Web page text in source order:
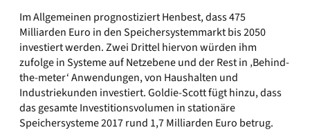
Im Allgemeinen prognostiziert Henbest, dass 475
Milliarden Euro in den Speichersystemmarkt bis 2050
investiert werden. Zwei Drittel hiervon würden ihm
zufolge in Systeme auf Netzebene und der Rest in ‚Behind-
the-meter‘ Anwendungen, von Haushalten und
Industriekunden investiert. Goldie-Scott fügt hinzu, dass
das gesamte Investitionsvolumen in stationäre
Speichersysteme 2017 rund 1,7 Milliarden Euro betrug.